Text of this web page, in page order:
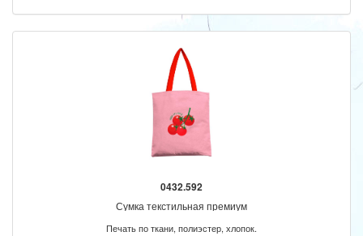
0432.592
Сумка текстильная премиум
Печать по ткани, полиэстер, хлопок.